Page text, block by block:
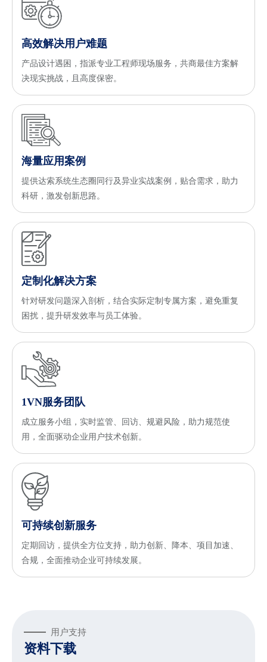
高效解决用户难题
产品设计遇困，指派专业工程师现场服务，共商最佳方案解
决现实挑战，且高度保密。
海量应用案例
提供达索系统生态圈同行及异业实战案例，贴合需求，助力
科研，激发创新思路。
定制化解决方案
针对研发问题深入剖析，结合实际定制专属方案，避免重复
困扰，提升研发效率与员工体验。
1VN服务团队
成立服务小组，实时监管、回访、规避风险，助力规范使
用，全面驱动企业用户技术创新。
可持续创新服务
定期回访，提供全方位支持，助力创新、降本、项目加速、
合规，全面推动企业可持续发展。
用户支持
资料下载